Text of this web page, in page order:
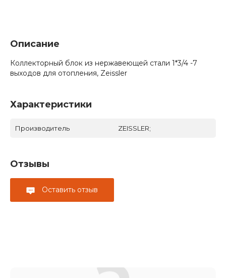
Описание
Коллекторный блок из нержавеющей стали 1*3/4 -7
выходов для отопления, Zeissler
Характеристики
Производитель ZEISSLER;
Отзывы
Оставить отзыв